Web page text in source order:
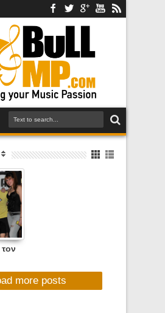
more posts